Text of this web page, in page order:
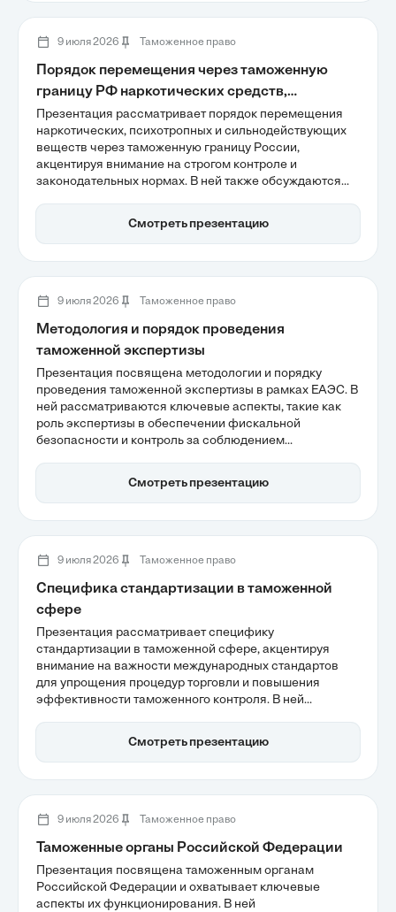
9 июля 2026 Таможенное право
Порядок перемещения через таможенную
границу РФ наркотических средств,
психотропных, сильнодействующих и
ядовитых веществ
Презентация рассматривает порядок перемещения
наркотических, психотропных и сильнодействующих
веществ через таможенную границу России,
акцентируя внимание на строгом контроле и
законодательных нормах. В ней также обсуждаются
административную ответственность, а также важность
соблюдения регламентов для обеспечения
Смотреть презентацию
9 июля 2026 Таможенное право
Методология и порядок проведения
таможенной экспертизы
Презентация посвящена методологии и порядку
проведения таможенной экспертизы в рамках ЕАЭС. В
ней рассматриваются ключевые аспекты, такие как
роль экспертизы в обеспечении фискальной
безопасности и контроль за соблюдением
исследований и нормативно-правовая база.
Углубленное понимание этих процессов поможет
Смотреть презентацию
9 июля 2026 Таможенное право
Специфика стандартизации в таможенной
сфере
Презентация рассматривает специфику
стандартизации в таможенной сфере, акцентируя
внимание на важности международных стандартов
для упрощения процедур торговли и повышения
эффективности таможенного контроля. В ней
нестандартизированными процедурами, которые
увеличивают операционные издержки, а также
фактором для успешной интеграции малых и средних
Смотреть презентацию
9 июля 2026 Таможенное право
Таможенные органы Российской Федерации
Презентация посвящена таможенным органам
Российской Федерации и охватывает ключевые
аспекты их функционирования. В ней